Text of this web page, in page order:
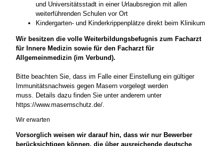
und Universitätsstadt in einer Urlaubsregion mit allen
weiterführenden Schulen vor Ort
Kindergarten- und Kinderkrippenplätze direkt beim Klinikum
Wir besitzen die volle Weiterbildungsbefugnis zum Facharzt
für Innere Medizin sowie für den Facharzt für
Allgemeinmedizin (im Verbund).
Bitte beachten Sie, dass im Falle einer Einstellung ein gültiger
Immunitätsnachweis gegen Masern vorgelegt werden
muss. Details dazu finden Sie unter anderem unter
https://www.masernschutz.de/.
Wir erwarten
Vorsorglich weisen wir darauf hin, dass wir nur Bewerber
berücksichtigen können, die über ausreichende deutsche